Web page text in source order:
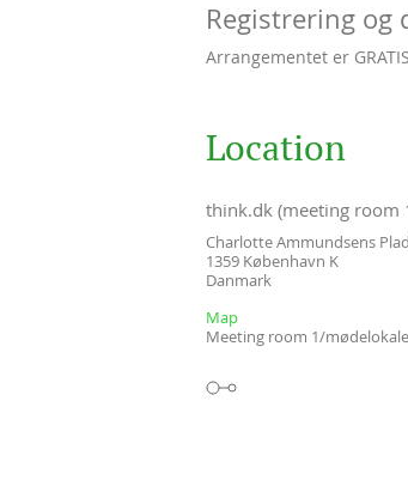
Registrering og
Arrangementet er
Location
think.dk (meeting room
Charlotte Ammundsens
1359 København K
Danmark
Map
Meeting room 1/